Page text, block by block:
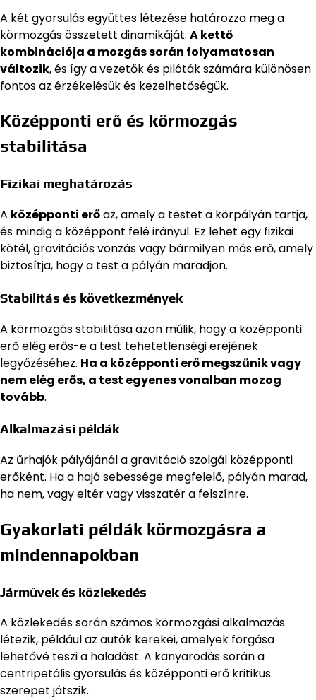
A két gyorsulás együttes létezése határozza meg a
körmozgás összetett dinamikáját. A kettő
kombinációja a mozgás során folyamatosan
változik, és így a vezetők és pilóták számára különösen
fontos az érzékelésük és kezelhetőségük.
Középponti erő és körmozgás
stabilitása
Fizikai meghatározás
A középponti erőaz, amely a testet a körpályán tartja,
és mindig a középpont felé irányul. Ez lehet egy fizikai
kötél, gravitációs vonzás vagy bármilyen más erő, amely
biztosítja, hogy a test a pályán maradjon.
Stabilitás és következmények
A körmozgás stabilitása azon múlik, hogy a középponti
erő elég erős-e a test tehetetlenségi erejének
legyőzéséhez. Ha a középponti erő megszűnik vagy
nem elég erős, a test egyenes vonalban mozog
tovább.
Alkalmazási példák
Az űrhajók pályájánál a gravitáció szolgál középponti
erőként. Ha a hajó sebessége megfelelő, pályán marad,
ha nem, vagy eltér vagy visszatér a felszínre.
Gyakorlati példák körmozgásra a
mindennapokban
Járművek és közlekedés
A közlekedés során számos körmozgási alkalmazás
létezik, például az autók kerekei, amelyek forgása
lehetővé teszi a haladást. A kanyarodás során a
centripetális gyorsulás és középponti erő kritikus
szerepet játszik.